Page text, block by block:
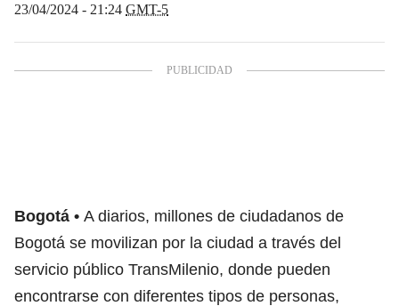
23/04/2024 - 21:24 GMT-5
Bogotá
A diarios, millones de ciudadanos de
Bogotá se movilizan por la ciudad a través del
servicio público TransMilenio, donde pueden
encontrarse con diferentes tipos de personas,